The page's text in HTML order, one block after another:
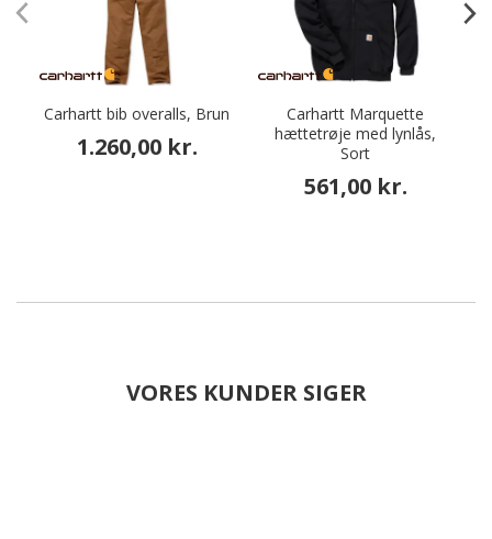
Carhartt bib overalls, Brun
1.260,00 kr.
Carhartt Marquette
hættetrøje med lynlås,
Sort
561,00 kr.
VORES KUNDER SIGER